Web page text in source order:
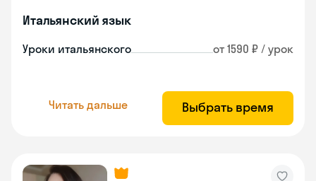
Итальянский язык
Уроки итальянского от 1590 ₽ / урок
Читать дальше Выбрать время